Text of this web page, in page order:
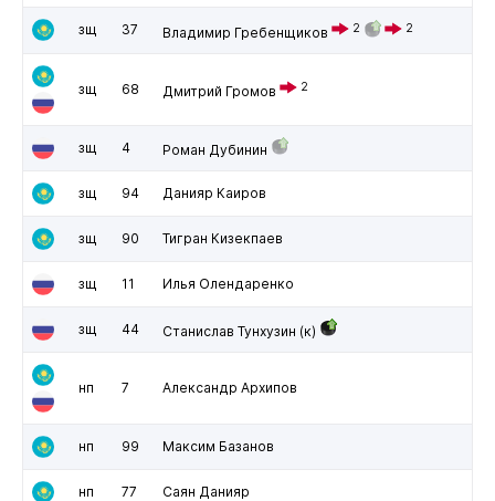
зщ 37 Владимир Гребенщиков 2 2
зщ 68 Дмитрий Громов 2
зщ 4 Роман Дубинин
зщ 94 Данияр Каиров
зщ 90 Тигран Кизекпаев
зщ 11 Илья Олендаренко
зщ 44 Станислав Тунхузин (к)
нп 7 Александр Архипов
нп 99 Максим Базанов
нп 77 Саян Данияр